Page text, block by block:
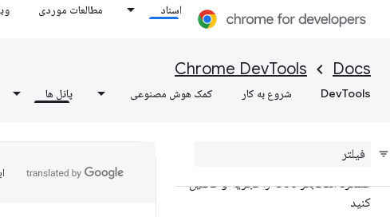
اسناد مطالعات موردی
Docs
Chrome DevTools
DevTools شروع به کار کمک هوش مصنوعی پانل ها
یافته های عملکرد خود را حاشیه
های عملکرد خود را حاشیه نویسی کنید
و به اشتراک بگذارید
مرجع رویداد خط زمانی
عملکرد انتخابگر CSS را تجزیه و تحلیل
کنید